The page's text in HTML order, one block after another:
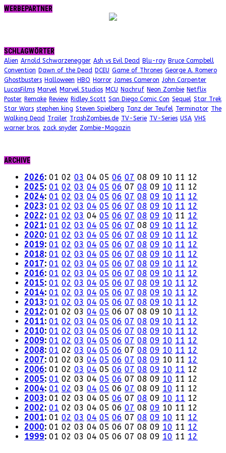
WERBEPARTNER
SCHLAGWÖRTER
Alien Arnold Schwarzenegger Ash vs Evil Dead Blu-ray Bruce Campbell
Convention Dawn of the Dead DCEU Game of Thrones George A. Romero
Ghostbusters Halloween HBO Horror James Cameron John Carpenter
LucasFilms Marvel Marvel Studios MCU Nachruf Neon Zombie Netflix
Poster Remake Review Ridley Scott San Diego Comic Con Sequel Star Trek
Star Wars stephen king Steven Spielberg Tanz der Teufel Terminator The
Walking Dead Trailer TrashZombies.de TV-Serie TV-Series USA VHS
warner bros. zack snyder Zombie-Magazin
ARCHIVE
2026: 01 02 03 04 05 06 07 08 09 10 11 12
2025: 01 02 03 04 05 06 07 08 09 10 11 12
2024: 01 02 03 04 05 06 07 08 09 10 11 12
2023: 01 02 03 04 05 06 07 08 09 10 11 12
2022: 01 02 03 04 05 06 07 08 09 10 11 12
2021: 01 02 03 04 05 06 07 08 09 10 11 12
2020: 01 02 03 04 05 06 07 08 09 10 11 12
2019: 01 02 03 04 05 06 07 08 09 10 11 12
2018: 01 02 03 04 05 06 07 08 09 10 11 12
2017: 01 02 03 04 05 06 07 08 09 10 11 12
2016: 01 02 03 04 05 06 07 08 09 10 11 12
2015: 01 02 03 04 05 06 07 08 09 10 11 12
2014: 01 02 03 04 05 06 07 08 09 10 11 12
2013: 01 02 03 04 05 06 07 08 09 10 11 12
2012: 01 02 03 04 05 06 07 08 09 10 11 12
2011: 01 02 03 04 05 06 07 08 09 10 11 12
2010: 01 02 03 04 05 06 07 08 09 10 11 12
2009: 01 02 03 04 05 06 07 08 09 10 11 12
2008: 01 02 03 04 05 06 07 08 09 10 11 12
2007: 01 02 03 04 05 06 07 08 09 10 11 12
2006: 01 02 03 04 05 06 07 08 09 10 11 12
2005: 01 02 03 04 05 06 07 08 09 10 11 12
2004: 01 02 03 04 05 06 07 08 09 10 11 12
2003: 01 02 03 04 05 06 07 08 09 10 11 12
2002: 01 02 03 04 05 06 07 08 09 10 11 12
2001: 01 02 03 04 05 06 07 08 09 10 11 12
2000: 01 02 03 04 05 06 07 08 09 10 11 12
1999: 01 02 03 04 05 06 07 08 09 10 11 12